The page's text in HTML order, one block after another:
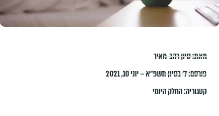
מאת:סיון רהב-מאיר
פורסם:ל׳ בסיון תשפ״א – יוני 10, 2021
קטגוריה:החלק היומי